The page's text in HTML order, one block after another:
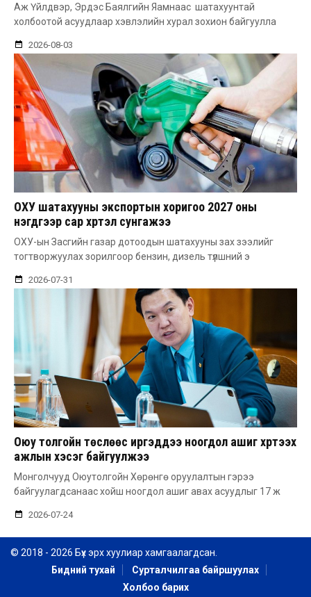
Аж Үйлдвэр, Эрдэс Баялгийн Яамнаас шатахуунтай
холбоотой асуудлаар хэвлэлийн хурал зохион байгуулла
2026-08-03
ОХУ шатахууны экспортын хоригоо 2027 оны
нэгдүгээр сар хүртэл сунгажээ
ОХУ-ын Засгийн газар дотоодын шатахууны зах зээлийг
тогтворжуулах зорилгоор бензин, дизель түлшний э
2026-07-31
Оюу толгойн төслөөс иргэддээ ноогдол ашиг хүртээх
ажлын хэсэг байгуулжээ
Монголчууд Оюутолгойн Хөрөнгө оруулалтын гэрээ
байгуулагдсанаас хойш ноогдол ашиг авах асуудлыг 17 ж
2026-07-24
© 2018 - 2026 Бүх эрх хуулиар хамгаалагдсан.
Бидний тухай
Сурталчилгаа байршуулах
Холбоо барих